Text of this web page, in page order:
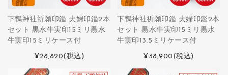
下鴨神社祈願印鑑 夫婦印鑑2本
セット 黒水牛実印15ミリ黒水
牛実印15ミリケース付
¥28,820(税込)
下鴨神社祈願印鑑 夫婦印鑑2本
セット 黒水牛実印15ミリ黒水
牛実印13.5ミリケース付
¥38,900 (税込)